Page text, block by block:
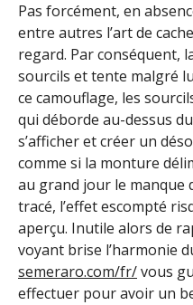
Pas forcément, en
entre autres l’art de
regard. Par conséquent,
sourcils et tente malgré
ce camouflage, les
qui déborde au-dessus
s’afficher et créer un
comme si la monture
au grand jour le manque
tracé, l’effet escompté
aperçu. Inutile alors de
voyant brise l’harmonie
semeraro.com/fr/vous
effectuer pour avoir un